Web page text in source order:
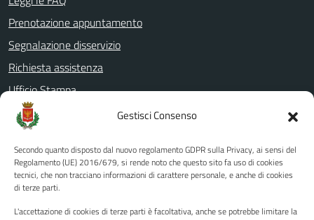
Gestisci Consenso
Secondo quanto disposto dal nuovo regolamento GDPR sulla Privacy, ai sensi del
Regolamento (UE) 2016/679, si rende noto che questo sito fa uso di cookies
tecnici, che non tracciano informazioni di carattere personale, e anche di cookies
di terze parti.
L'accettazione di cookies di terze parti è facoltativa, anche se potrebbe limitare la
Prenotazione appuntamento
Segnalazione disservizio
Richiesta assistenza
Ufficio Stampa
Amministrazione Trasparente
Albo pretorio
Informativa privacy
Note legali